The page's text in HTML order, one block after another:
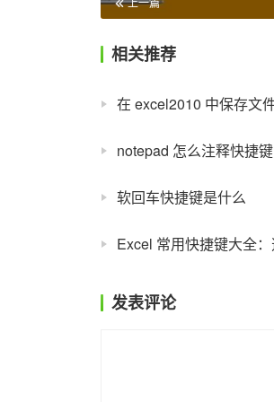
相关推荐
notepad 怎么注释快捷键
软回车快捷键是什么
发表评论